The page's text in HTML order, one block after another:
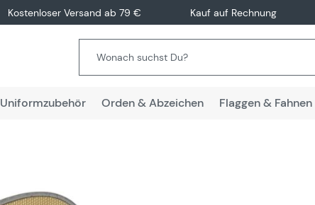
Kostenloser Versand ab 79 € Kauf auf Rechnung
Uniformzubehör Orden & Abzeichen Flaggen & Fahnen